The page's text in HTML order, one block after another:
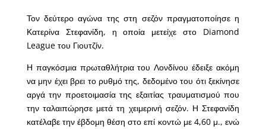
Τον δεύτερο αγώνα της στη σεζόν πραγματοποίησε η
Κατερίνα Στεφανίδη, η οποία μετείχε στο Diamond
League του Γιουτζίν.
Η παγκόσμια πρωταθλήτρια του Λονδίνου έδειξε ακόμη
να μην έχει βρει το ρυθμό της, δεδομένο του ότι ξεκίνησε
αργά την προετοιμασία της εξαιτίας τραυματισμού που
την ταλαιπώρησε μετά τη χειμερινή σεζόν. Η Στεφανίδη
κατέλαβε την έβδομη θέση στο επί κοντώ με 4,60 μ., ενώ